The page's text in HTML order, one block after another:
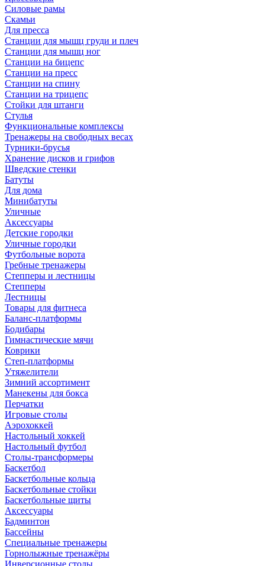
Силовые рамы
Скамьи
Для пресса
Станции для мышц груди и плеч
Станции для мышц ног
Станции на бицепс
Станции на пресс
Станции на спину
Станции на трицепс
Стойки для штанги
Стулья
Функциональные комплексы
Тренажеры на свободных весах
Турники-брусья
Хранение дисков и грифов
Шведские стенки
Батуты
Для дома
Минибатуты
Уличные
Аксессуары
Детские городки
Уличные городки
Футбольные ворота
Гребные тренажеры
Степперы и лестницы
Степперы
Лестницы
Товары для фитнеса
Баланс-платформы
Бодибары
Гимнастические мячи
Коврики
Степ-платформы
Утяжелители
Зимний ассортимент
Манекены для бокса
Перчатки
Игровые столы
Аэрохоккей
Настольный хоккей
Настольный футбол
Столы-трансформеры
Баскетбол
Баскетбольные кольца
Баскетбольные стойки
Баскетбольные щиты
Аксессуары
Бадминтон
Бассейны
Специальные тренажеры
Горнолыжные тренажёры
Инверсионные столы